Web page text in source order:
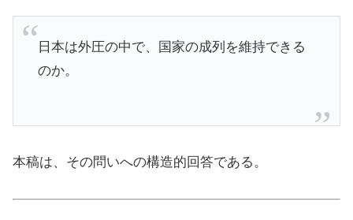
日本は外圧の中で、国家の成列を維持できる
のか。
本稿は、その問いへの構造的回答である。